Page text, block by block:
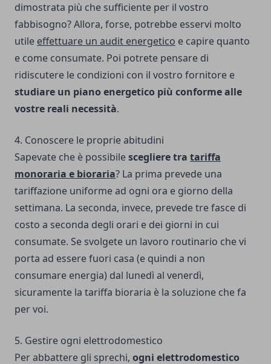
dimostrata più che sufficiente per il vostro
fabbisogno? Allora, forse, potrebbe esservi molto
utile effettuare un audit energetico e capire quanto
e come consumate. Poi potrete pensare di
ridiscutere le condizioni con il vostro fornitore e
studiare un piano energetico più conforme alle
vostre reali necessità.
4. Conoscere le proprie abitudini
Sapevate che è possibilescegliere tra tariffa
monoraria e bioraria? La prima prevede una
tariffazione uniforme ad ogni ora e giorno della
settimana. La seconda, invece, prevede tre fasce di
costo a seconda degli orari e dei giorni in cui
consumate. Se svolgete un lavoro routinario che vi
porta ad essere fuori casa (e quindi a non
consumare energia) dal lunedì al venerdì,
sicuramente la tariffa bioraria è la soluzione che fa
per voi.
5. Gestire ogni elettrodomestico
Per abbattere gli sprechi, ogni elettrodomestico